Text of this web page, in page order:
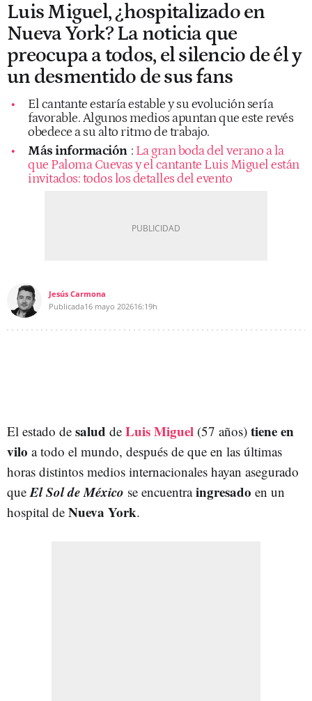
Luis Miguel, ¿hospitalizado en
Nueva York? La noticia que
preocupa a todos, el silencio de él y
un desmentido de sus fans
El cantante estaría estable y su evolución sería
favorable. Algunos medios apuntan que este revés
obedece a su alto ritmo de trabajo.
Más información : La gran boda del verano a la
que Paloma Cuevas y el cantante Luis Miguel están
invitados: todos los detalles del evento
Jesús Carmona
Publicada16 mayo 202616:19h
El estado de salud de Luis Miguel (57 años) tiene en
vilo a todo el mundo, después de que en las últimas
horas distintos medios internacionales hayan asegurado
que El Sol de México se encuentraingresado en un
hospital de Nueva York.